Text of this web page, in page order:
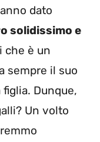
dato
solidissimo e
che è un
sempre il suo
Dunque,
Un volto